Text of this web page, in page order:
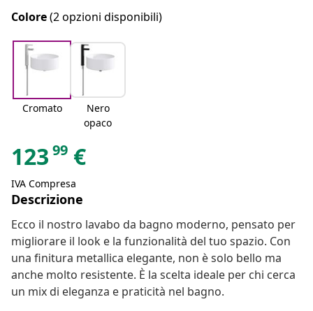
Colore(2 opzioni disponibili)
Cromato
Nero
opaco
123 99 €
IVA Compresa
Descrizione
Ecco il nostro lavabo da bagno moderno, pensato per
migliorare il look e la funzionalità del tuo spazio. Con
una finitura metallica elegante, non è solo bello ma
anche molto resistente. È la scelta ideale per chi cerca
un mix di eleganza e praticità nel bagno.